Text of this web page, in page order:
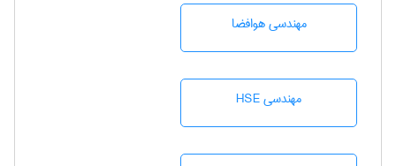
مهندسی هوافضا
مهندسی HSE